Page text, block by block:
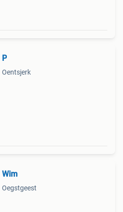
P
Oentsjerk
Wim
Oegstgeest